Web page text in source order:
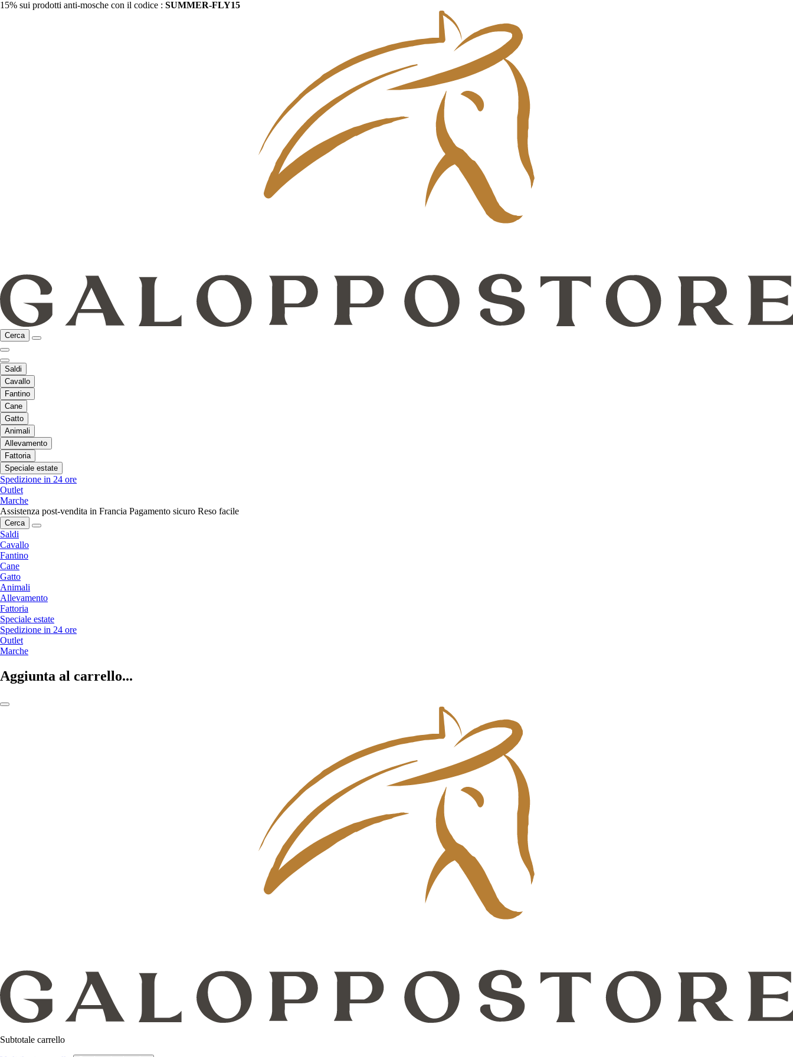
15% sui prodotti anti-mosche con il codice : SUMMER-FLY15
Cerca
Saldi
Cavallo
Fantino
Cane
Gatto
Animali
Allevamento
Fattoria
Speciale estate
Spedizione in 24 ore
Outlet
Marche
Assistenza post-vendita in Francia Pagamento sicuro Reso facile
Cerca
Saldi
Cavallo
Fantino
Cane
Gatto
Animali
Allevamento
Fattoria
Speciale estate
Spedizione in 24 ore
Outlet
Marche
Aggiunta al carrello...
Subtotale carrello